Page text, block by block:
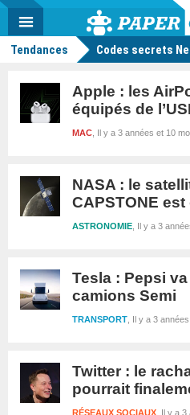
Actu
geek
MENU
Tendances Codes secrets
Apple : les
équipés de
Il y a 3 années et 10
MAC
NASA : le
CAPSTONE
Il y a 3
ASTRONOMIE
Tesla : Pepsi
camions Semi
Il y a 3
TRANSPORT
Twitter : le
pourrait
Il y a 3
RÉSEAUX SOCIAUX
Mode
Facebook